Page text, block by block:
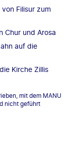
Filisur zum
Chur und Arosa
auf die
Kirche Zillis
mit dem MANU
nicht geführt